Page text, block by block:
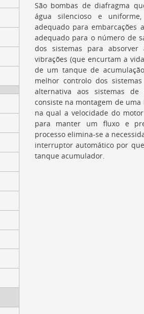
São bombas de diafragma
água silencioso e
adequado para embarcações
adequado para o número de
dos sistemas para
vibrações (que encurtam a
de um tanque de
melhor controlo dos
alternativa aos sistemas
consiste na montagem de
na qual a velocidade do
para manter um fluxo e
processo elimina-se a
interruptor automático por
tanque acumulador.